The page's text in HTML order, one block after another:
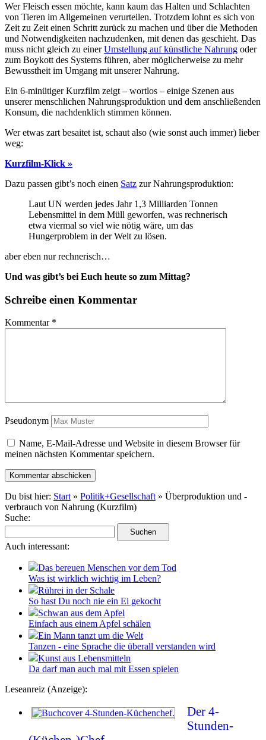
Wer Fleisch essen möchte, kann kaum das Halten und Schlachten
von Tieren im Allgemeinen verurteilen. Trotzdem lohnt es sich von
Zeit zu Zeit einen Schritt zurück zu machen und über die Methoden
und Notwendigkeiten nachzudenken, mit denen das geschieht. Das
muss nicht gleich zu einerUmstellung auf künstliche Nahrung oder
zum Boykott des Systems führen, aber möglicherweise zu mehr
Bewusstheit im Umgang mit unserer Nahrung.
Ein 6-minütiger Kurzfilm zeigt – wortlos – einige Szenen aus
unserer menschlichen Nahrungsproduktion und dem anschließenden
Konsum, die nachdenklich stimmen können.
Wer etwas zart besaitet ist, schaut also (wie sonst auch immer) lieber
weg:
Kurzfilm-Klick »
Dazu passen gibt’s noch einen Satz zur Nahrungsproduktion:
Laut UN werden jedes Jahr 1,3 Milliarden Tonnen
Lebensmittel in dem Müll geworfen, was rechnerisch
etwa viermal so viel wie nötig wäre, um das
Hungerproblem in der Welt zu lösen.
aber eben nur rechnerisch…
Und was gibt’s bei Euch heute so zum Mittag?
Schreibe einen Kommentar
Kommentar *
Pseudonym
Name, E-Mail-Adresse und Website in diesem Browser für
meinen nächsten Kommentar speichern.
Du bist hier: Start » Politik+Gesellschaft » Überproduktion und -
verbrauch von Nahrung (Kurzfilm)
Suche:
Auch interessant:
Das bereuen Menschen vor dem Tod
Was ist wirklich wichtig im Leben?
Rührei in der Schale
So hast Du noch nie ein Ei gekocht
Schwan aus dem Apfel
Einfach aus einem Apfel schälen
Ein Mann tanzt um die Welt
Tanzen - eine Sprache die überall verstanden wird
Kunst aus Lebensmitteln
Da darf man auch mal mit Essen spielen
Leseanreiz (Anzeige):
Der 4-
Stunden-